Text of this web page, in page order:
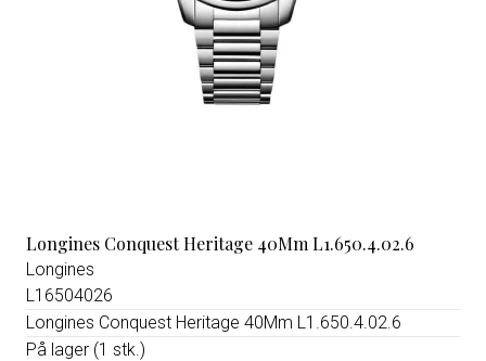
Longines Conquest Heritage 40Mm L1.650.4.02.6
Longines
L16504026
Longines Conquest Heritage 40Mm L1.650.4.02.6
På lager (1 stk.)